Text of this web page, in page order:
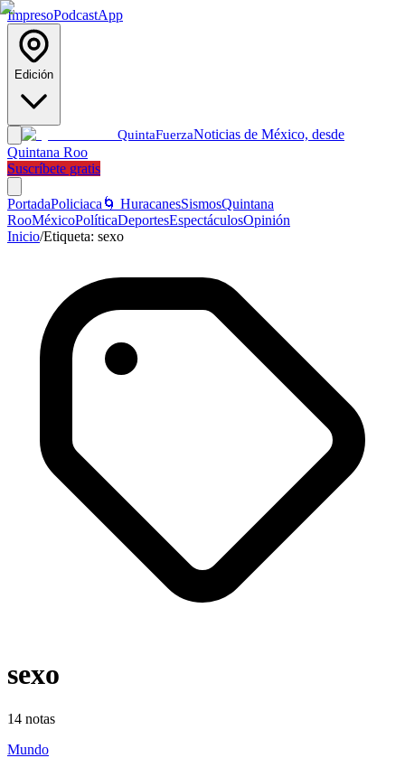
ImpresoPodcastApp
Edición
QuintaFuerzaNoticias de México, desde
Quintana Roo
Suscríbete gratis
PortadaPoliciaca 🌀 HuracanesSismosQuintana
RooMéxicoPolíticaDeportesEspectáculosOpinión
Inicio/Etiqueta: sexo
sexo
14 notas
Mundo